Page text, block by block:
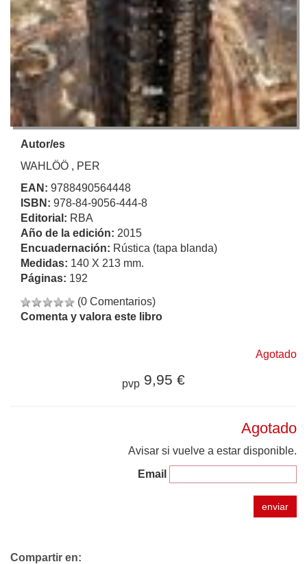
Autor/es
WAHLÖÖ , PER
EAN: 9788490564448
ISBN: 978-84-9056-444-8
Editorial: RBA
Año de la edición: 2015
Encuadernación: Rústica (tapa blanda)
Medidas: 140 X 213 mm.
Páginas: 192
(0 Comentarios)
Comenta y valora este libro
Agotado
pvp 9,95 €
Agotado
Avisar si vuelve a estar disponible.
Email
enviar
Compartir en: